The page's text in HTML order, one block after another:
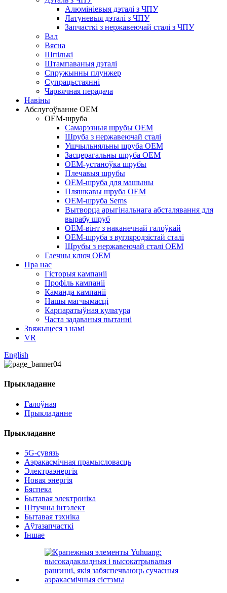
Алюмініевыя дэталі з ЧПУ
Латуневыя дэталі з ЧПУ
Запчасткі з нержавеючай сталі з ЧПУ
Вал
Вясна
Шпількі
Штампаваныя дэталі
Спружынны плунжер
Супрацьстаянні
Чарвячная перадача
Навіны
Абслугоўванне OEM
OEM-шруба
Самарэзныя шрубы OEM
Шруба з нержавеючай сталі
Ушчыльняльны шруба OEM
Засцерагальны шруба OEM
OEM-устаноўка шрубы
Плечавыя шрубы
OEM-шруба для машыны
Пляшкавы шруба OEM
OEM-шруба Sems
Вытворца арыгінальнага абсталявання для
вырабу шруб
OEM-вінт з наканечнай галоўкай
OEM-шруба з вугляродзістай сталі
Шрубы з нержавеючай сталі OEM
Гаечны ключ OEM
Пра нас
Гісторыя кампаніі
Профіль кампаніі
Каманда кампаніі
Нашы магчымасці
Карпаратыўная культура
Часта задаваныя пытанні
Звяжыцеся з намі
VR
English
Прыкладанне
Галоўная
Прыкладанне
Прыкладанне
5G-сувязь
Аэракасмічная прамысловасць
Электраэнергія
Новая энергія
Бяспека
Бытавая электроніка
Штучны інтэлект
Бытавая тэхніка
Аўтазапчасткі
Іншае